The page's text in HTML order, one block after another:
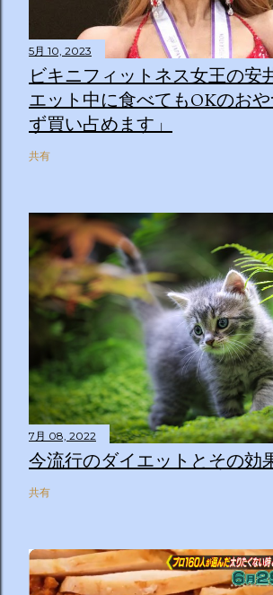
5月 10, 2023
ビキニフィットネス女王の
エット中に食べてもOKのお
ず買い占めます」
共有
7月 08, 2022
今流行のダイエットとその効
共有